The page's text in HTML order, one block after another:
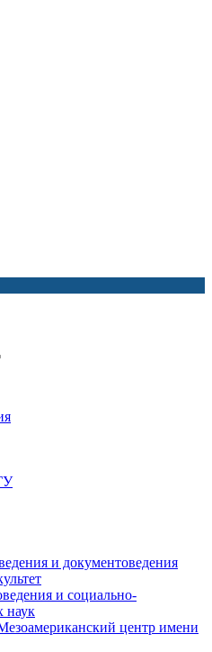
и документоведения
и социально-
наук
центр имени